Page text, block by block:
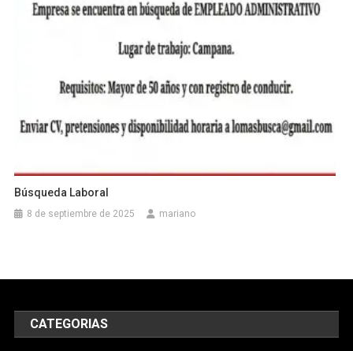
Búsqueda Laboral
8 de septiembre de 2025 mariano
CATEGORIAS